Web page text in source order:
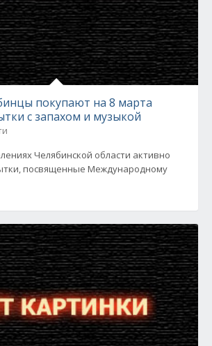
покупают на 8 марта
с запахом и музыкой
Челябинской области активно
посвященные Международному